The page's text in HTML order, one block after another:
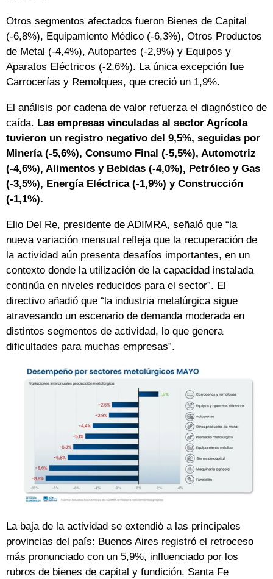
Otros segmentos afectados fueron Bienes de Capital
(-6,8%), Equipamiento Médico (-6,3%), Otros Productos
de Metal (-4,4%), Autopartes (-2,9%) y Equipos y
Aparatos Eléctricos (-2,6%). La única excepción fue
Carrocerías y Remolques, que creció un 1,9%.
El análisis por cadena de valor refuerza el diagnóstico de
caída. Las empresas vinculadas al sector Agrícola
tuvieron un registro negativo del 9,5%, seguidas por
Minería (-5,6%), Consumo Final (-5,5%), Automotriz
(-4,6%), Alimentos y Bebidas (-4,0%), Petróleo y Gas
(-3,5%), Energía Eléctrica (-1,9%) y Construcción
(-1,1%).
Elio Del Re, presidente de ADIMRA, señaló que “la
nueva variación mensual refleja que la recuperación de
la actividad aún presenta desafíos importantes, en un
contexto donde la utilización de la capacidad instalada
continúa en niveles reducidos para el sector”. El
directivo añadió que “la industria metalúrgica sigue
atravesando un escenario de demanda moderada en
distintos segmentos de actividad, lo que genera
dificultades para muchas empresas”.
La baja de la actividad se extendió a las principales
provincias del país: Buenos Aires registró el retroceso
más pronunciado con un 5,9%, influenciado por los
rubros de bienes de capital y fundición. Santa Fe